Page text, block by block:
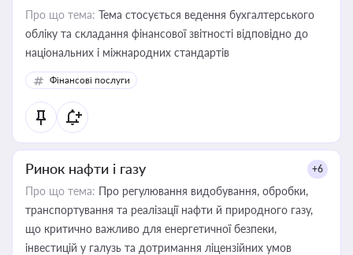
Про що тема: Тема стосується ведення бухгалтерського
обліку та складання фінансової звітності відповідно до
національних і міжнародних стандартів
Фінансові послуги
Ринок нафти і газу +6
Про що тема: Про регулювання видобування, обробки,
транспортування та реалізації нафти й природного газу,
що критично важливо для енергетичної безпеки,
інвестицій у галузь та дотримання ліцензійних умов